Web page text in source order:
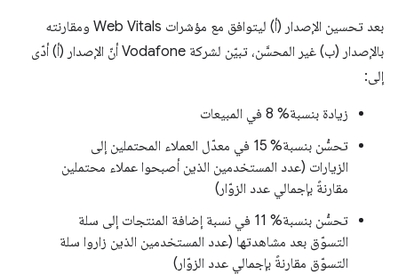
بعد تحسين الإصدار (أ) ليتوافق مع مؤشرات Web Vitals ومقارنته
بالإصدار (ب) غير المحسَّن، تبيّن لشركة Vodafone أنّ الإصدار (أ) أدّى
إلى:
زيادة بنسبة% 8 في المبيعات
تحسُّن بنسبة% 15 في معدّل العملاء المحتملين إلى
الزيارات (عدد المستخدمين الذين أصبحوا عملاء محتملين
مقارنةً بإجمالي عدد الزوّار)
تحسُّن بنسبة% 11 في نسبة إضافة المنتجات إلى سلة
التسوّق بعد مشاهدتها (عدد المستخدمين الذين زاروا سلة
التسوّق مقارنةً بإجمالي عدد الزوّار)